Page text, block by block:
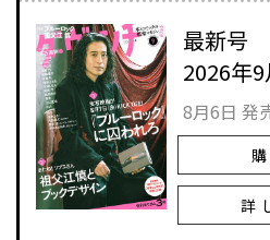
最新号
2026年
8月6日 発
詳